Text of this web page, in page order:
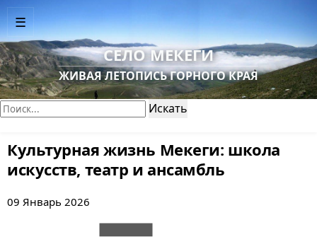
СЕЛО МЕКЕГИ
ЖИВАЯ ЛЕТОПИСЬ ГОРНОГО КРАЯ
Поиск: Искать
☰
Культурная жизнь Мекеги: школа
искусств, театр и ансамбль
09 Январь 2026